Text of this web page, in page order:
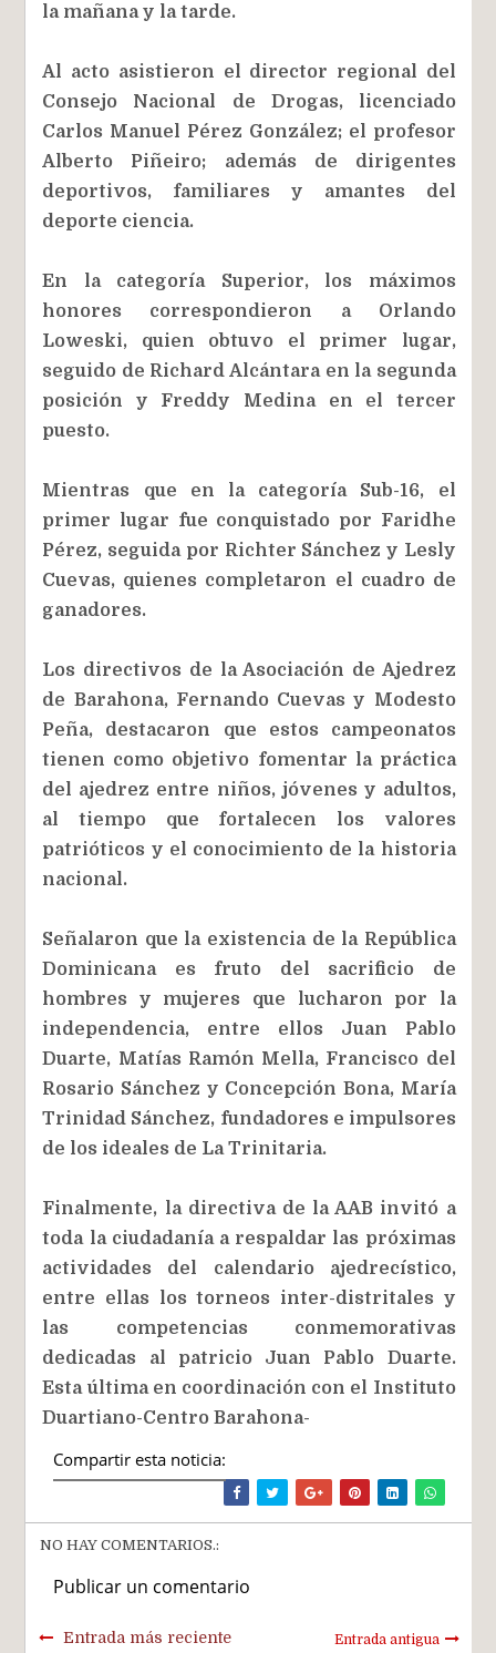
la mañana y la tarde.
Al acto asistieron el director regional del
Consejo Nacional de Drogas, licenciado
Carlos Manuel Pérez González; el profesor
Alberto Piñeiro; además de dirigentes
deportivos, familiares y amantes del
deporte ciencia.
En la categoría Superior, los máximos
honores correspondieron a Orlando
Loweski, quien obtuvo el primer lugar,
seguido de Richard Alcántara en la segunda
posición y Freddy Medina en el tercer
puesto.
Mientras que en la categoría Sub-16, el
primer lugar fue conquistado por Faridhe
Pérez, seguida por Richter Sánchez y Lesly
Cuevas, quienes completaron el cuadro de
ganadores.
Los directivos de la Asociación de Ajedrez
de Barahona, Fernando Cuevas y Modesto
Peña, destacaron que estos campeonatos
tienen como objetivo fomentar la práctica
del ajedrez entre niños, jóvenes y adultos,
al tiempo que fortalecen los valores
patrióticos y el conocimiento de la historia
nacional.
Señalaron que la existencia de la República
Dominicana es fruto del sacrificio de
hombres y mujeres que lucharon por la
independencia, entre ellos Juan Pablo
Duarte, Matías Ramón Mella, Francisco del
Rosario Sánchez y Concepción Bona, María
Trinidad Sánchez, fundadores e impulsores
de los ideales de La Trinitaria.
Finalmente, la directiva de la AAB invitó a
toda la ciudadanía a respaldar las próximas
actividades del calendario ajedrecístico,
entre ellas los torneos inter-distritales y
las competencias conmemorativas
dedicadas al patricio Juan Pablo Duarte.
Esta última en coordinación con el Instituto
Duartiano-Centro Barahona-
Compartir esta noticia:
NO HAY COMENTARIOS.:
Publicar un comentario
Entrada más reciente Entrada antigua